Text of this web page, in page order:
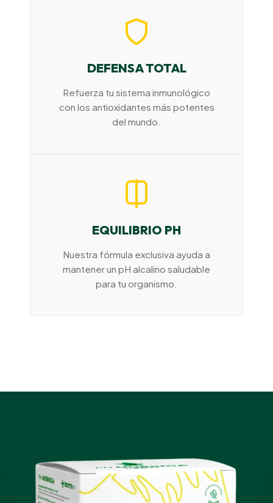
DEFENSA TOTAL
Refuerza tu sistema inmunológico
con los antioxidantes más potentes
del mundo.
EQUILIBRIO PH
Nuestra fórmula exclusiva ayuda a
mantener un pH alcalino saludable
para tu organismo.